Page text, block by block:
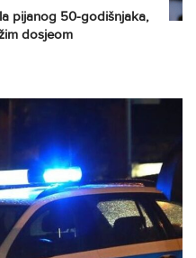
pijanog 50-godišnjaka,
dosjeom